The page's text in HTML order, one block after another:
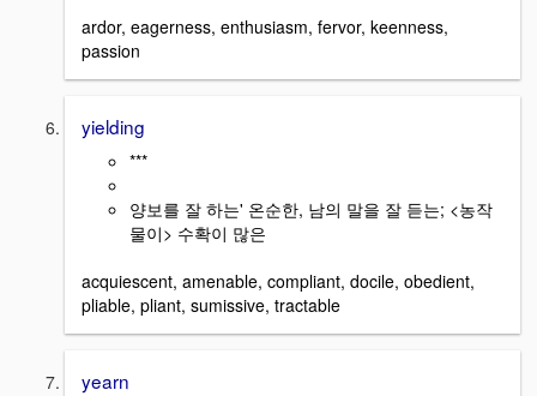
ardor, eagerness, enthusiasm, fervor, keenness,
passion
yielding
***
양보를 잘 하는' 온순한, 남의 말을 잘 듣는; <농작
물이> 수확이 많은
acquiescent, amenable, compliant, docile, obedient,
pliable, pliant, sumissive, tractable
yearn